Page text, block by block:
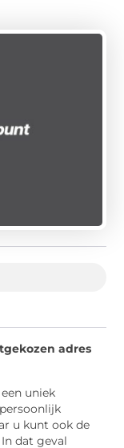
adres
uniek
u kunt ook de
dat geval